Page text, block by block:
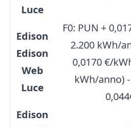
Luce
Edison
Edison
Web
Luce
F0: PUN +
2.200 kWh/
0,0170 €/
kWh/anno)
Edison